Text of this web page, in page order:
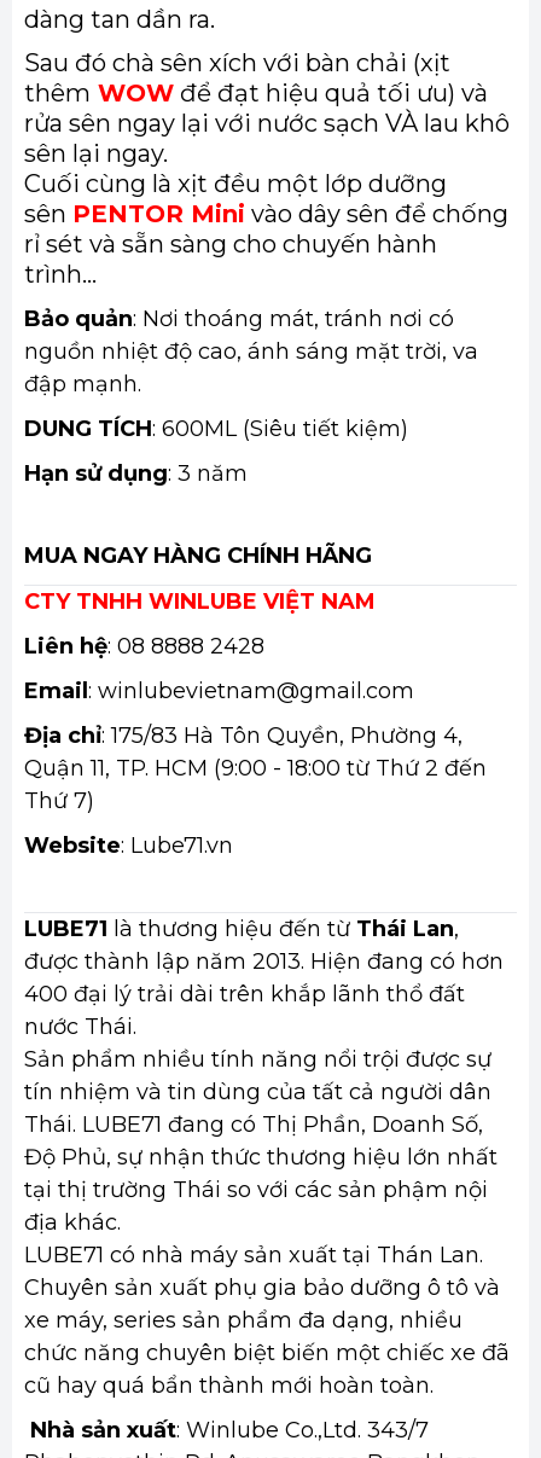
dàng tan dần ra.
Sau đó chà sên xích với bàn chải (xịt
thêm WOW để đạt hiệu quả tối ưu) và
rửa sên ngay lại với nước sạch VÀ lau khô
sên lại ngay.
Cuối cùng là xịt đều một lớp dưỡng
sên PENTOR Mini vào dây sên để chống
rỉ sét và sẵn sàng cho chuyến hành
trình...
Bảo quản: Nơi thoáng mát, tránh nơi có
nguồn nhiệt độ cao, ánh sáng mặt trời, va
đập mạnh.
DUNG TÍCH: 600ML (Siêu tiết kiệm)
Hạn sử dụng: 3 năm
MUA NGAY HÀNG CHÍNH HÃNG
CTY TNHH WINLUBE VIỆT NAM
Liên hệ: 08 8888 2428
Email: winlubevietnam@gmail.com
Địa chỉ: 175/83 Hà Tôn Quyền, Phường 4,
Quận 11, TP. HCM (9:00 - 18:00 từ Thứ 2 đến
Thứ 7)
Website: Lube71.vn
LUBE71 là thương hiệu đến từ Thái Lan,
được thành lập năm 2013. Hiện đang có hơn
400 đại lý trải dài trên khắp lãnh thổ đất
nước Thái.
Sản phẩm nhiều tính năng nổi trội được sự
tín nhiệm và tin dùng của tất cả người dân
Thái. LUBE71 đang có Thị Phần, Doanh Số,
Độ Phủ, sự nhận thức thương hiệu lớn nhất
tại thị trường Thái so với các sản phậm nội
địa khác.
LUBE71 có nhà máy sản xuất tại Thán Lan.
Chuyên sản xuất phụ gia bảo dưỡng ô tô và
xe máy, series sản phẩm đa dạng, nhiều
chức năng chuyên biệt biến một chiếc xe đã
cũ hay quá bẩn thành mới hoàn toàn.
Nhà sản xuất: Winlube Co.,Ltd. 343/7